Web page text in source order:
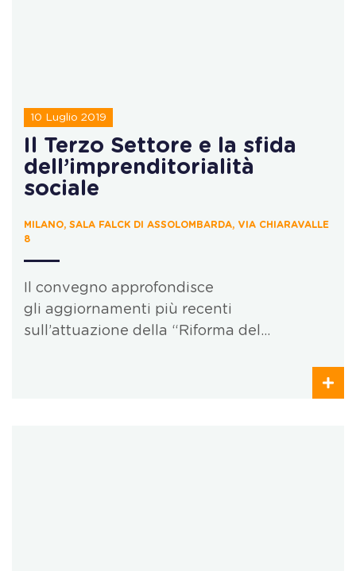
10 Luglio 2019
Il Terzo Settore e la sfida
dell’imprenditorialità
sociale
MILANO, SALA FALCK DI ASSOLOMBARDA, VIA CHIARAVALLE
8
Il convegno approfondisce
gli aggiornamenti più recenti
sull’attuazione della “Riforma del…